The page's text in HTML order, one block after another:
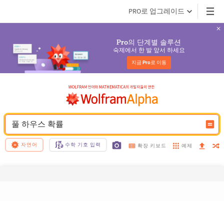
PRO로 업그레이드
Pro의 단계별 솔루션
숙제에서 한 발 앞서 하세요
지금 Pro로 이동
풀 하우스 확률
자연어 수학 기호 입력 확장 키보드 예제